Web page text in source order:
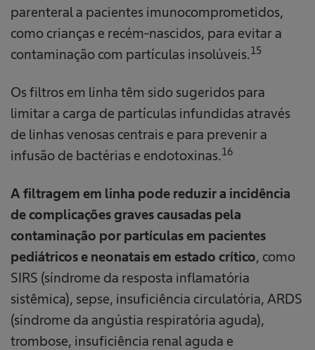
parenteral a pacientes imunocomprometidos,
como crianças e recém-nascidos, para evitar a
contaminação com partículas insolúveis.15
Os filtros em linha têm sido sugeridos para
limitar a carga de partículas infundidas através
de linhas venosas centrais e para prevenir a
infusão de bactérias e endotoxinas.16
A filtragem em linha pode reduzir a incidência
de complicações graves causadas pela
contaminação por partículas em pacientes
pediátricos e neonatais em estado crítico, como
SIRS (síndrome da resposta inflamatória
sistêmica), sepse, insuficiência circulatória, ARDS
(síndrome da angústia respiratória aguda),
trombose, insuficiência renal aguda e